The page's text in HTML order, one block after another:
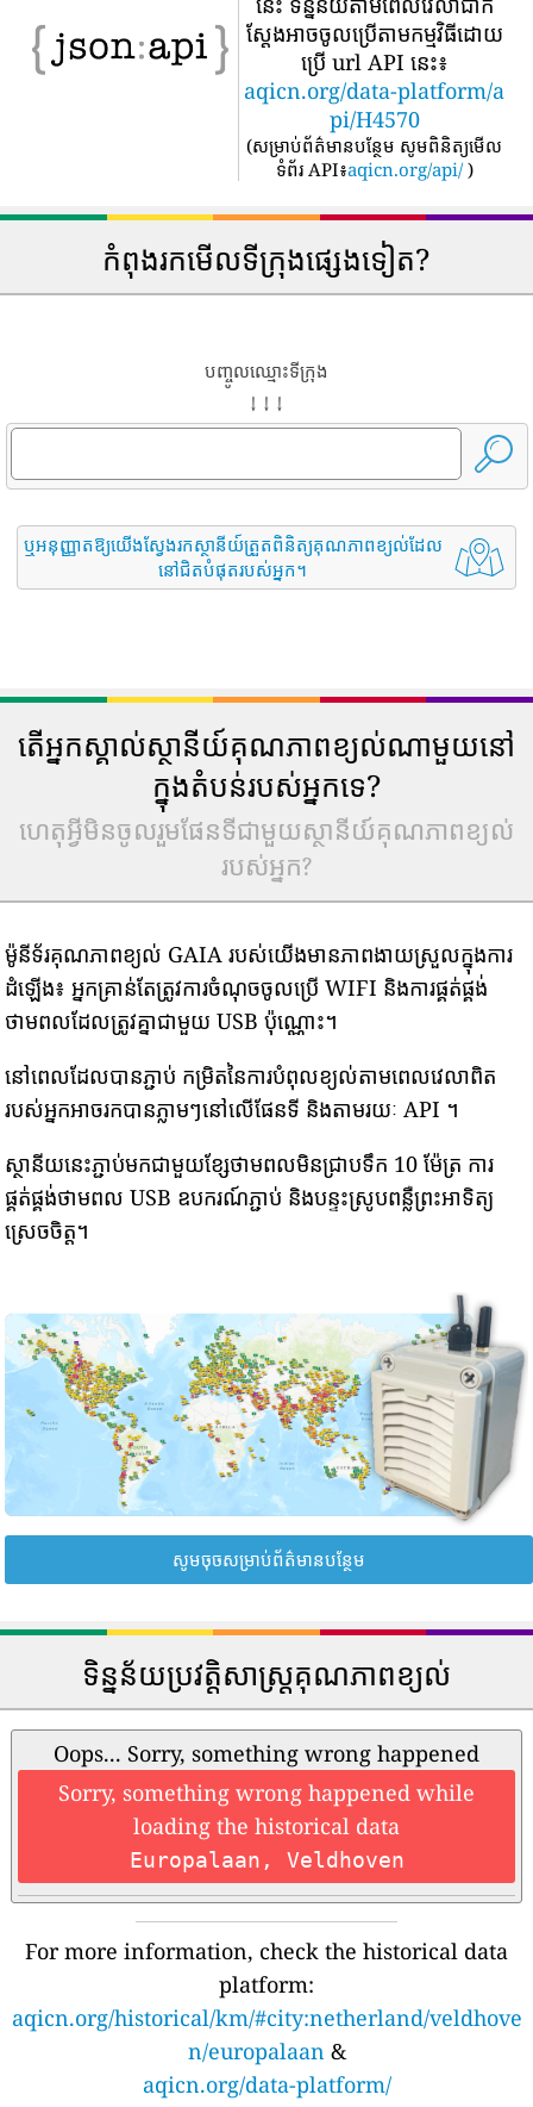
ស្តែងអាចចូលប្រើតាមកម្មវិធីដោយ
ប្រើ url API នេះ៖
aqicn.org/data-platform/a
pi/H4570
(សម្រាប់ព័ត៌មានបន្ថែម សូមពិនិត្យមើល
ទំព័រ API៖aqicn.org/api/ )
កំពុងរកមើលទីក្រុងផ្សេងទៀត?
បញ្ចូលឈ្មោះទីក្រុង
↓ ↓ ↓
ឬអនុញ្ញាតឱ្យយើងស្វែងរកស្ថានីយ៍ត្រួតពិនិត្យគុណភាពខ្យល់ដែល
នៅជិតបំផុតរបស់អ្នក។
តើអ្នកស្គាល់ស្ថានីយ៍គុណភាពខ្យល់ណាមួយនៅ
ក្នុងតំបន់របស់អ្នកទេ?
ហេតុអ្វីមិនចូលរួមផែនទីជាមួយស្ថានីយ៍គុណភាពខ្យល់
របស់អ្នក?
ម៉ូនីទ័រគុណភាពខ្យល់ GAIA របស់យើងមានភាពងាយស្រួលក្នុងការ
ដំឡើង៖ អ្នកគ្រាន់តែត្រូវការចំណុចចូលប្រើ WIFI និងការផ្គត់ផ្គង់
ថាមពលដែលត្រូវគ្នាជាមួយ USB ប៉ុណ្ណោះ។
នៅពេលដែលបានភ្ជាប់ កម្រិតនៃការបំពុលខ្យល់តាមពេលវេលាពិត
របស់អ្នកអាចរកបានភ្លាមៗនៅលើផែនទី និងតាមរយៈ API ។
ស្ថានីយនេះភ្ជាប់មកជាមួយខ្សែថាមពលមិនជ្រាបទឹក 10 ម៉ែត្រ ការ
ផ្គត់ផ្គង់ថាមពល USB ឧបករណ៍ភ្ជាប់ និងបន្ទះស្រូបពន្លឺព្រះអាទិត្យ
ស្រេចចិត្ត។
សូមចុចសម្រាប់ព័ត៌មានបន្ថែម
ទិន្នន័យប្រវត្តិសាស្រ្តគុណភាពខ្យល់
Oops... Sorry, something wrong happened
Sorry, something wrong happened while
loading the historical data
Europalaan, Veldhoven
For more information, check the historical data
platform:
aqicn.org/historical/km/#city:netherland/veldhove
n/europalaan &
aqicn.org/data-platform/